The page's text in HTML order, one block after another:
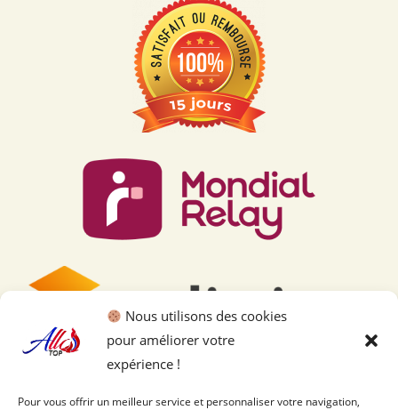
Nous utilisons des cookies
pour améliorer votre
expérience !
Pour vous offrir un meilleur service et personnaliser votre navigation,